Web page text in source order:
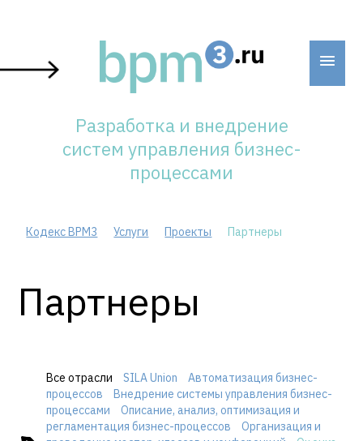
content
Разработка и внедрение
систем управления бизнес-
процессами
Кодекс BPM3 Услуги Проекты Партнеры
Партнеры
Все отрасли SILA Union
Автоматизация бизнес-
процессов
Внедрение системы управления бизнес-
процессами
Описание, анализ, оптимизация и
регламентация бизнес-процессов
Организация и